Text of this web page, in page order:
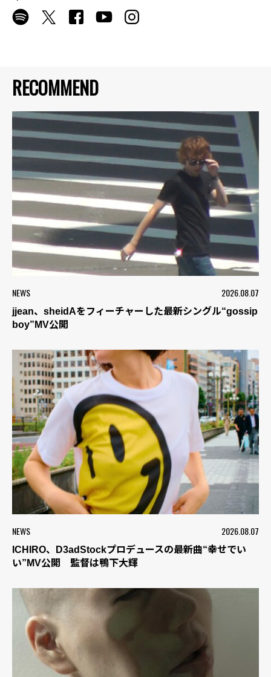
RECOMMEND
NEWS 2026.08.07
jjean、sheidAをフィーチャーした最新シングル“gossip
boy”MV公開
NEWS 2026.08.07
ICHIRO、D3adStockプロデュースの最新曲“幸せでい
い”MV公開 監督は鴨下大輝